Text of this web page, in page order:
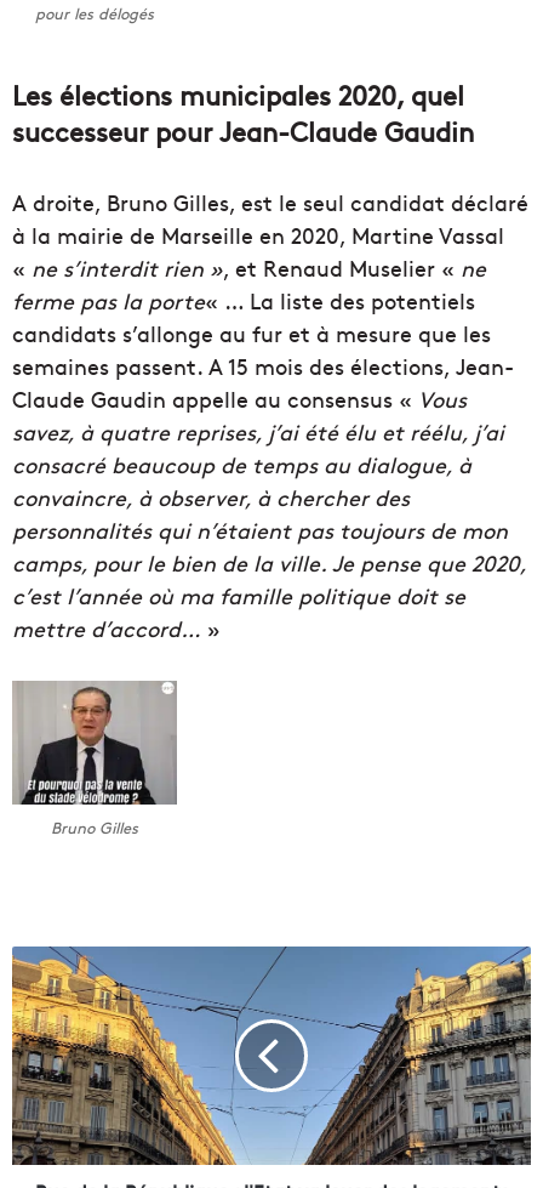
pour les délogés
Les élections municipales 2020, quel
successeur pour Jean-Claude Gaudin
A droite, Bruno Gilles, est le seul candidat déclaré
à la mairie de Marseille en 2020, Martine Vassal
« ne s’interdit rien », et Renaud Muselier « ne
ferme pas la porte« … La liste des potentiels
candidats s’allonge au fur et à mesure que les
semaines passent. A 15 mois des élections, Jean-
Claude Gaudin appelle au consensus « Vous
savez, à quatre reprises, j’ai été élu et réélu, j’ai
consacré beaucoup de temps au dialogue, à
convaincre, à observer, à chercher des
personnalités qui n’étaient pas toujours de mon
camps, pour le bien de la ville. Je pense que 2020,
c’est l’année où ma famille politique doit se
mettre d’accord… »
Bruno Gilles
R
u
e
d
e
l
a
R
é